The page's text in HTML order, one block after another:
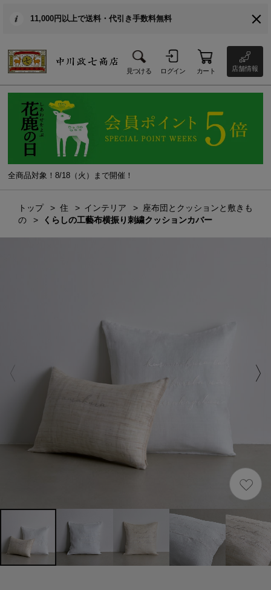
11,000円以上で送料・代引き手数料無料
見つける ログイン カート 店舗情報
全商品対象！8/18（火）まで開催！
トップ 住 インテリア
座布団とクッションと敷きも
の
くらしの工藝布横振り刺繍クッションカバー